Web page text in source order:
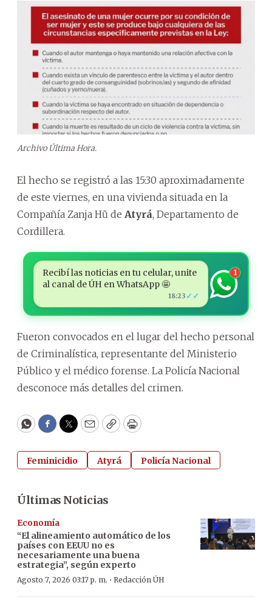
Archivo Última Hora.
El hecho se registró a las 15:30 aproximadamente
de este viernes, en una vivienda situada en la
Compañía Zanja Hũ de Atyrá, Departamento de
Cordillera.
Recibí las noticias en tu celular, unite
al canal de ÚH en WhatsApp 🤩
18:23 ✓✓
1
Fueron convocados en el lugar del hecho personal
de Criminalística, representante del Ministerio
Público y el médico forense. La Policía Nacional
desconoce más detalles del crimen.
WhatsApp
Facebook
Twitter
EmailCopyPrint
Feminicidio Atyrá Policía Nacional
Últimas Noticias
Economía
“El alineamiento automático de los
países con EEUU no es
necesariamente una buena
estrategia”, según experto
Agosto 7, 2026 03:17 p. m. · Redacción ÚH